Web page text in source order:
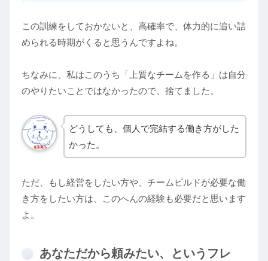
この訓練をしておかないと、高確率で、体力的に追い詰
められる時期がくると思うんですよね。
ちなみに、私はこのうち「上質なチームを作る」は自分
のやりたいことではなかったので、捨てました。
どうしても、個人で完結する働き方がした
かった。
ただ、もし経営をしたい方や、チームビルドが必要な働
き方をしたい方は、このへんの経験も必要だと思います
よ。
あなただから頼みたい、というフレ